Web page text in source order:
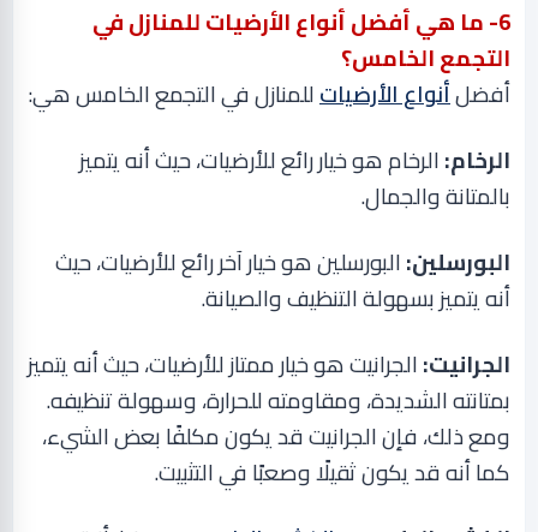
6- ما هي أفضل أنواع الأرضيات للمنازل في
التجمع الخامس؟
أفضلأنواع الأرضياتللمنازل في التجمع الخامس هي:
الرخام:الرخام هو خيار رائع للأرضيات، حيث أنه يتميز
بالمتانة والجمال.
البورسلين:البورسلين هو خيار آخر رائع للأرضيات، حيث
أنه يتميز بسهولة التنظيف والصيانة.
الجرانيت:الجرانيت هو خيار ممتاز للأرضيات، حيث أنه يتميز
بمتانته الشديدة، ومقاومته للحرارة، وسهولة تنظيفه.
ومع ذلك، فإن الجرانيت قد يكون مكلفًا بعض الشيء،
كما أنه قد يكون ثقيلًا وصعبًا في التثبيت.